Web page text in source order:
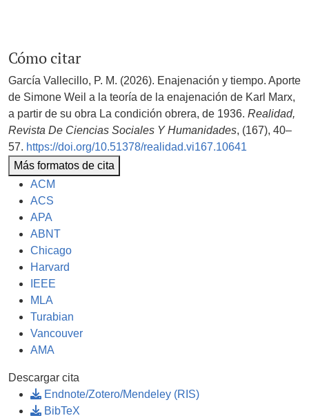
Cómo citar
García Vallecillo, P. M. (2026). Enajenación y tiempo. Aporte
de Simone Weil a la teoría de la enajenación de Karl Marx,
a partir de su obra La condición obrera, de 1936. Realidad,
Revista De Ciencias Sociales Y Humanidades, (167), 40–
57. https://doi.org/10.51378/realidad.vi167.10641
Más formatos de cita
ACM
ACS
APA
ABNT
Chicago
Harvard
IEEE
MLA
Turabian
Vancouver
AMA
Descargar cita
Endnote/Zotero/Mendeley (RIS)
BibTeX